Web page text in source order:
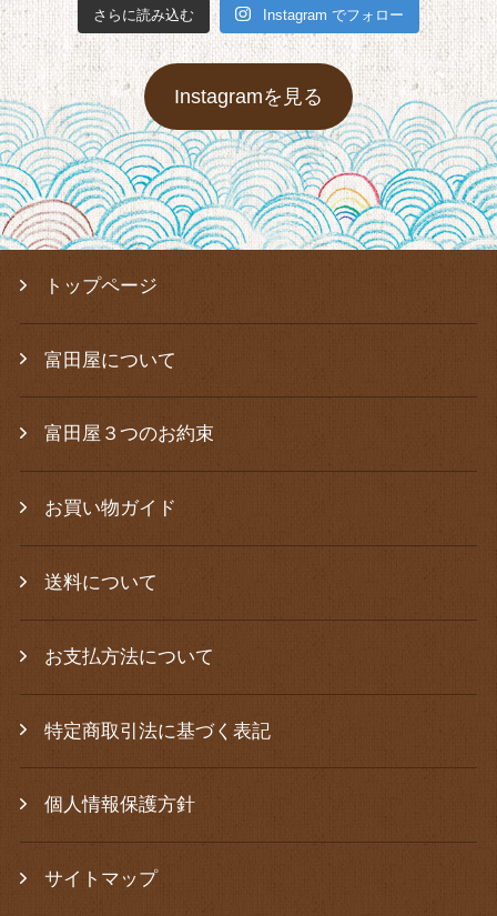
さらに読み込む Instagram でフォロー
Instagramを見る
トップページ
富田屋について
富田屋３つのお約束
お買い物ガイド
送料について
お支払方法について
特定商取引法に基づく表記
個人情報保護方針
サイトマップ